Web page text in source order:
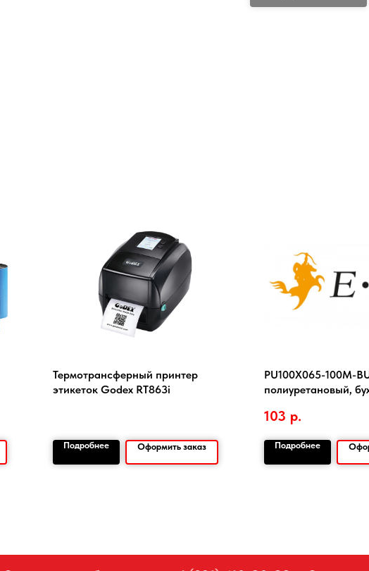
Термотрансферный принтер
этикеток Godex RT863i
Подробнее Оформить заказ
PU100X065-100M-
полиуретановый,
103 р.
Подробнее